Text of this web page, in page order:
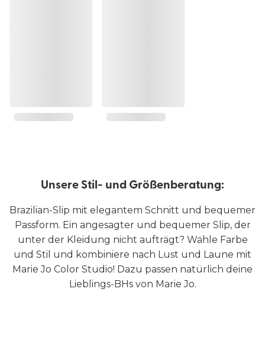
Unsere Stil- und Größenberatung:
Brazilian-Slip mit elegantem Schnitt und bequemer
Passform. Ein angesagter und bequemer Slip, der
unter der Kleidung nicht aufträgt? Wähle Farbe
und Stil und kombiniere nach Lust und Laune mit
Marie Jo Color Studio! Dazu passen natürlich deine
Lieblings-BHs von Marie Jo.